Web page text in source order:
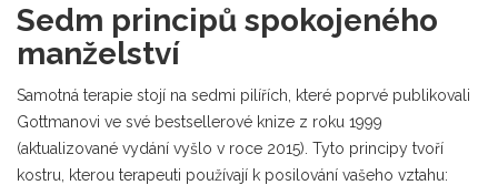
Sedm principů spokojeného
manželství
Samotná terapie stojí na sedmi pilířích, které poprvé publikovali
Gottmanovi ve své bestsellerové knize z roku 1999
(aktualizované vydání vyšlo v roce 2015). Tyto principy tvoří
kostru, kterou terapeuti používají k posilování vašeho vztahu: